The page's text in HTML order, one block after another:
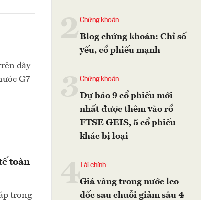
dãy
G7
toàn
trong
2Chứng khoán
Blog chứng khoán: Chỉ số
yếu, cổ phiếu mạnh
Chứng khoán
Dự báo 9 cổ phiếu mới
nhất được thêm vào rổ
FTSE GEIS, 5 cổ phiếu
khác bị loại
4 Tài chính
Giá vàng trong nước leo
dốc sau chuỗi giảm sâu 4